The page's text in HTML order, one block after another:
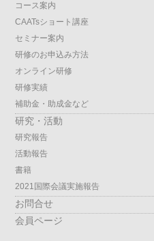
コース案内
CAATsショート講座
セミナー案内
研修のお申込み方法
オンライン研修
研修実績
補助金・助成金など
研究・活動
研究報告
活動報告
書籍
2021国際会議実施報告
お問合せ
会員ページ